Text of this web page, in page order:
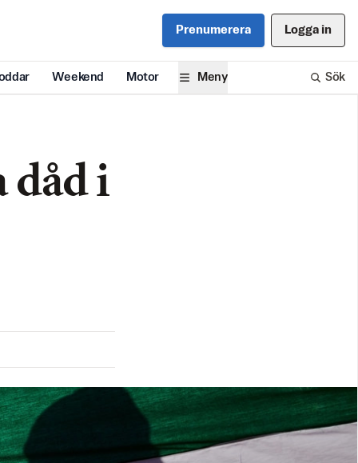
Prenumerera Logga in
Weekend Motor Meny Sök
dåd i